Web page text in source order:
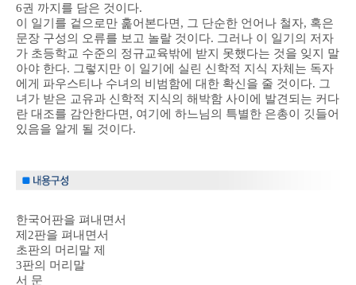
6권 까지를 담은 것이다.
이 일기를 겉으로만 훑어본다면, 그 단순한 언어나 철자, 혹은
문장 구성의 오류를 보고 놀랄 것이다. 그러나 이 일기의 저자
가 초등학교 수준의 정규교육밖에 받지 못했다는 것을 잊지 말
아야 한다. 그렇지만 이 일기에 실린 신학적 지식 자체는 독자
에게 파우스티나 수녀의 비범함에 대한 확신을 줄 것이다. 그
녀가 받은 교유과 신학적 지식의 해박함 사이에 발견되는 커다
란 대조를 감안한다면, 여기에 하느님의 특별한 은총이 깃들어
있음을 알게 될 것이다.
한국어판을 펴내면서
제2판을 펴내면서
초판의 머리말 제
3판의 머리말
서 문